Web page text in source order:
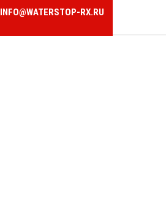
INFO@WATERSTOP-RX.RU